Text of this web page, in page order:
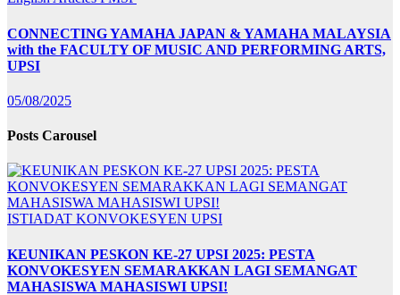
CONNECTING YAMAHA JAPAN & YAMAHA MALAYSIA
with the FACULTY OF MUSIC AND PERFORMING ARTS,
UPSI
05/08/2025
Posts Carousel
ISTIADAT KONVOKESYEN UPSI
KEUNIKAN PESKON KE-27 UPSI 2025: PESTA
KONVOKESYEN SEMARAKKAN LAGI SEMANGAT
MAHASISWA MAHASISWI UPSI!